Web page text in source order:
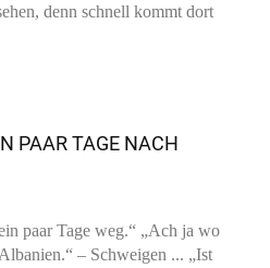
denn schnell kommt dort
PAAR TAGE NACH
paar Tage weg.“ „Ach ja wo
– Schweigen ... „Ist